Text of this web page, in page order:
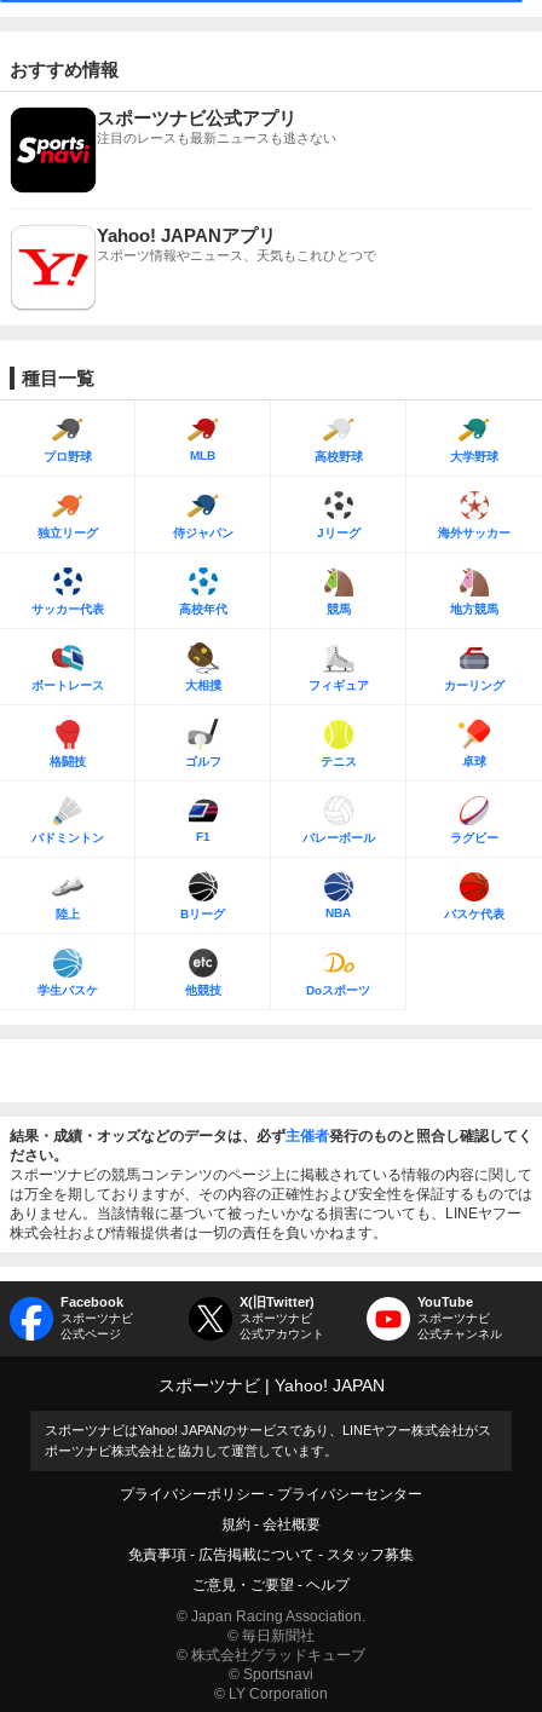
おすすめ情報
スポーツナビ公式アプリ
注目のレースも最新ニュースも逃さない
Yahoo! JAPANアプリ
スポーツ情報やニュース、天気もこれひとつで
種目一覧
プロ野球 MLB 高校野球 大学野球
独立リーグ 侍ジャパン Jリーグ 海外サッカー
サッカー代表 高校年代 競馬 地方競馬
ボートレース 大相撲 フィギュア カーリング
格闘技 ゴルフ テニス 卓球
バドミントン F1 バレーボール ラグビー
陸上 Bリーグ NBA バスケ代表
学生バスケ 他競技 Doスポーツ
結果・成績・オッズなどのデータは、必ず主催者発行のものと照合し確認してく
ださい。
スポーツナビの競馬コンテンツのページ上に掲載されている情報の内容に関して
は万全を期しておりますが、その内容の正確性および安全性を保証するものでは
ありません。当該情報に基づいて被ったいかなる損害についても、LINEヤフー
株式会社および情報提供者は一切の責任を負いかねます。
Facebook
スポーツナビ
公式ページ
X(旧Twitter)
スポーツナビ
公式アカウント
YouTube
スポーツナビ
公式チャンネル
スポーツナビ Yahoo! JAPAN
スポーツナビはYahoo! JAPANのサービスであり、LINEヤフー株式会社がス
ポーツナビ株式会社と協力して運営しています。
プライバシーポリシー
プライバシーセンター
規約
会社概要
免責事項
広告掲載について
スタッフ募集
ご意見・ご要望
ヘルプ
© Japan Racing Association.
© 毎日新聞社
© 株式会社グラッドキューブ
© Sportsnavi
© LY Corporation